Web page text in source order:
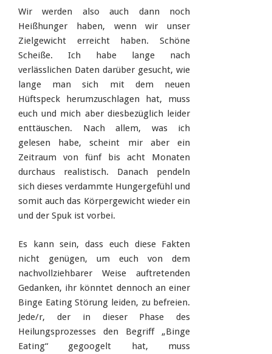
Wir werden also auch dann noch
Heißhunger haben, wenn wir unser
Zielgewicht erreicht haben. Schöne
Scheiße. Ich habe lange nach
verlässlichen Daten darüber gesucht, wie
lange man sich mit dem neuen
Hüftspeck herumzuschlagen hat, muss
euch und mich aber diesbezüglich leider
enttäuschen. Nach allem, was ich
gelesen habe, scheint mir aber ein
Zeitraum von fünf bis acht Monaten
durchaus realistisch. Danach pendeln
sich dieses verdammte Hungergefühl und
somit auch das Körpergewicht wieder ein
und der Spuk ist vorbei.
Es kann sein, dass euch diese Fakten
nicht genügen, um euch von dem
nachvollziehbarer Weise auftretenden
Gedanken, ihr könntet dennoch an einer
Binge Eating Störung leiden, zu befreien.
Jede/r, der in dieser Phase des
Heilungsprozesses den Begriff „Binge
Eating“ gegoogelt hat, muss